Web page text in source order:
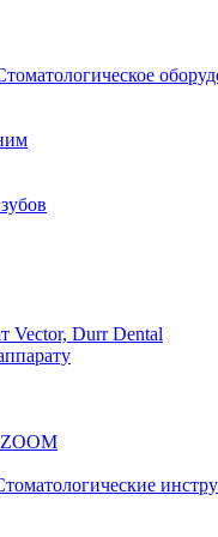
Vector, Durr Dental